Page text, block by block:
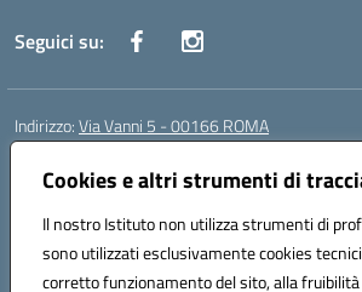
Cookies e altri strumenti di
Il nostro Istituto non utilizza strumenti di
sono utilizzati esclusivamente cookies
corretto funzionamento del sito, alla
Seguici su:
Indirizzo:Via Vanni 5 - 00166 ROMA
Centralino:
Posta elettronica certificata (PEC):
Codice fiscale: 97197050582
Codice meccanografico:RMIC86500P
Codice Indice delle Pubbliche Amministrazioni